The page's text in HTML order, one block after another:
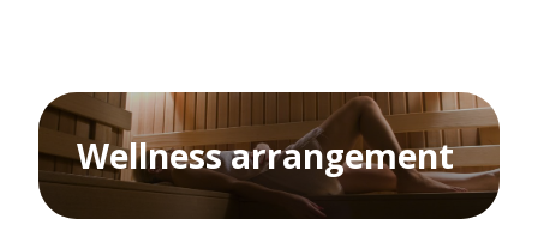
Wellness arrangement